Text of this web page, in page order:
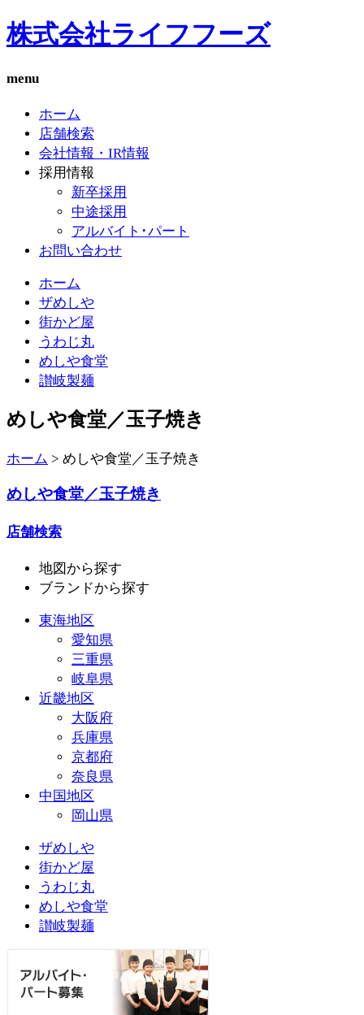
株式会社ライフフーズ
menu
ホーム
店舗検索
会社情報・IR情報
採用情報
新卒採用
中途採用
アルバイト･パート
お問い合わせ
ホーム
ザめしや
街かど屋
うわじ丸
めしや食堂
讃岐製麺
めしや食堂／玉子焼き
ホーム > めしや食堂／玉子焼き
めしや食堂／玉子焼き
店舗検索
地図 から探す
ブランドから探す
東海地区
愛知県
三重県
岐阜県
近畿地区
大阪府
兵庫県
京都府
奈良県
中国地区
岡山県
ザめしや
街かど屋
うわじ丸
めしや食堂
讃岐製麺